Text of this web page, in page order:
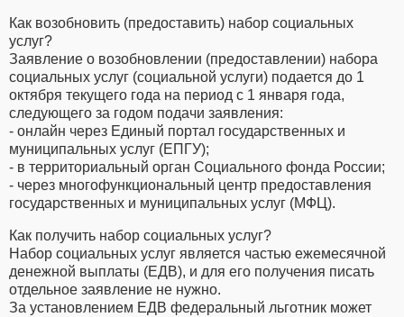
Как возобновить (предоставить) набор социальных
услуг?
Заявление о возобновлении (предоставлении) набора
социальных услуг (социальной услуги) подается до 1
октября текущего года на период с 1 января года,
следующего за годом подачи заявления:
- онлайн через Единый портал государственных и
муниципальных услуг (ЕПГУ);
- в территориальный орган Социального фонда России;
- через многофункциональный центр предоставления
государственных и муниципальных услуг (МФЦ).
Как получить набор социальных услуг?
Набор социальных услуг является частью ежемесячной
денежной выплаты (ЕДВ), и для его получения писать
отдельное заявление не нужно.
За установлением ЕДВ федеральный льготник может